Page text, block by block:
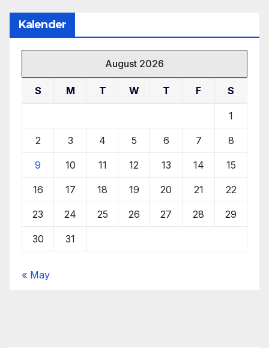
Kalender
August 2026
S M T W T F S
1
2 3 4 5 6 7 8
9 10 11 12 13 14 15
16 17 18 19 20 21 22
23 24 25 26 27 28 29
30 31
« May